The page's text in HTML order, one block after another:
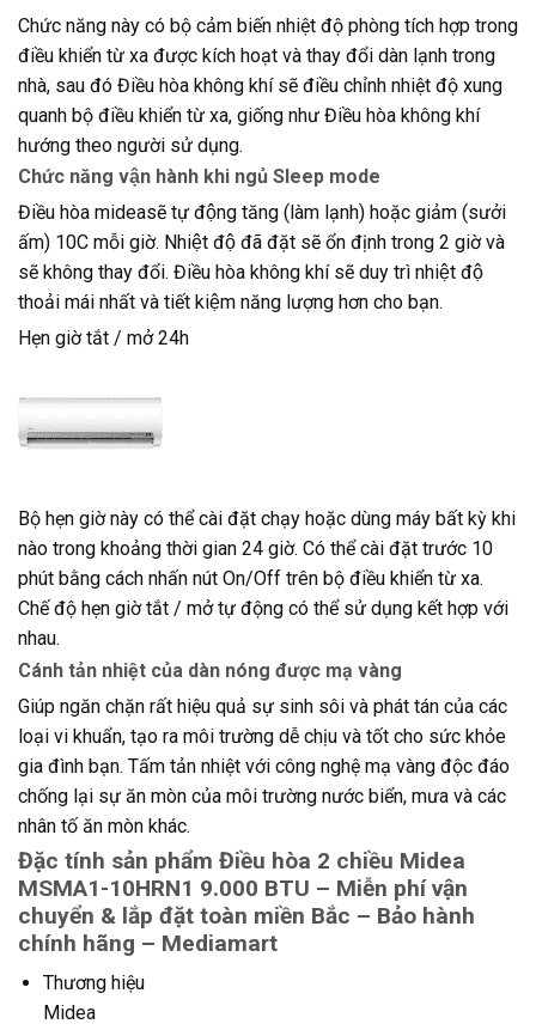
Chức năng này có bộ cảm biến nhiệt độ phòng tích hợp trong
điều khiển từ xa được kích hoạt và thay đổi dàn lạnh trong
nhà, sau đó Điều hòa không khí sẽ điều chỉnh nhiệt độ xung
quanh bộ điều khiển từ xa, giống như Điều hòa không khí
hướng theo người sử dụng.
Chức năng vận hành khi ngủ Sleep mode
Điều hòa mideasẽ tự động tăng (làm lạnh) hoặc giảm (sưởi
ấm) 10C mỗi giờ. Nhiệt độ đã đặt sẽ ổn định trong 2 giờ và
sẽ không thay đổi. Điều hòa không khí sẽ duy trì nhiệt độ
thoải mái nhất và tiết kiệm năng lượng hơn cho bạn.
Hẹn giờ tắt / mở 24h
Bộ hẹn giờ này có thể cài đặt chạy hoặc dùng máy bất kỳ khi
nào trong khoảng thời gian 24 giờ. Có thể cài đặt trước 10
phút bằng cách nhấn nút On/Off trên bộ điều khiển từ xa.
Chế độ hẹn giờ tắt / mở tự động có thể sử dụng kết hợp với
nhau.
Cánh tản nhiệt của dàn nóng được mạ vàng
Giúp ngăn chặn rất hiệu quả sự sinh sôi và phát tán của các
loại vi khuẩn, tạo ra môi trường dễ chịu và tốt cho sức khỏe
gia đình bạn. Tấm tản nhiệt với công nghệ mạ vàng độc đáo
chống lại sự ăn mòn của môi trường nước biển, mưa và các
nhân tố ăn mòn khác.
Đặc tính sản phẩm Điều hòa 2 chiều Midea
MSMA1-10HRN1 9.000 BTU – Miễn phí vận
chuyển & lắp đặt toàn miền Bắc – Bảo hành
chính hãng – Mediamart
Thương hiệu
Midea